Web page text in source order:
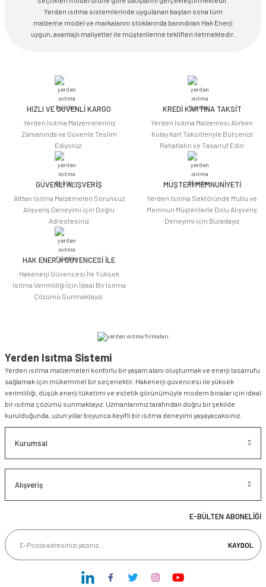
Yerden ısıtma sistemlerinde uygulanan baştan sona tüm
malzeme model ve markalarını stoklarında barındıran Hak Enerji
uygun, avantajlı maliyetler ile müşterilerine teklifleri iletmektedir.
HIZLI VE GÜVENLİ KARGO
Yerden Isıtma Malzemeleriniz
Zamanında ve Güvenle Teslim
Ediyoruz.
KREDİ KARTINA TAKSİT
Yerden Isıtma Malzemesi Alırken
Kolay Kart Taksitleriyle Bütçenizi
Rahatlatın ve Tasarruf Edin
GÜVENLİ ALIŞVERİŞ
Alttan Isıtma Malzemeleri Sorunsuz
Alışveriş Deneyimi için Doğru
Adrestesiniz
MÜŞTERİ MEMNUNİYETİ
Yerden Isıtma Sektöründe Mutlu ve
Memnun Müşterilerle Dolu Alışveriş
Deneyimi için Buradayız
HAK ENERJİ GÜVENCESİ İLE
Hakenerji Güvencesi İle Yüksek
Isıtma Verimliliği İçin İdeal Bir Isıtma
Çözümü Sunmaktayız.
Yerden Isıtma Sistemi
Yerden ısıtma malzemeleri konforlu bir yaşam alanı oluşturmak ve enerji tasarrufu
sağlamak için mükemmel bir seçenektir. Hakenerji güvencesi ile yüksek
verimliliği, düşük enerji tüketimi ve estetik görünümüyle modern binalar için ideal
bir ısıtma çözümü sunmaktayız. Uzmanlarımız tarafından doğru bir şekilde
kurulduğunda, uzun yıllar boyunca keyifli bir ısıtma deneyimi yaşayacaksınız.
Kurumsal
Alışveriş
E-BÜLTEN ABONELİĞİ
KAYDOL